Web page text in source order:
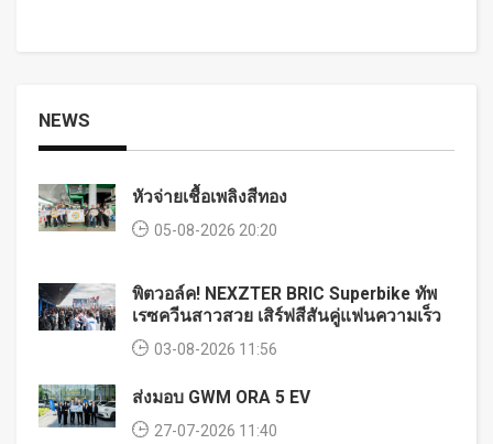
NEWS
หัวจ่ายเชื้อเพลิงสีทอง
05-08-2026 20:20
พิตวอล์ค! NEXZTER BRIC Superbike ทัพ
เรซควีนสาวสวย เสิร์ฟสีสันคู่แฟนความเร็ว
03-08-2026 11:56
ส่งมอบ GWM ORA 5 EV
27-07-2026 11:40